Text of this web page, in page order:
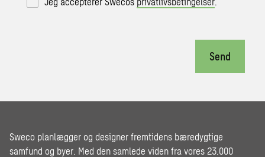
Send
Sweco planlægger og designer fremtidens bæredygtige
samfund og byer. Med den samlede viden fra vores 23.000